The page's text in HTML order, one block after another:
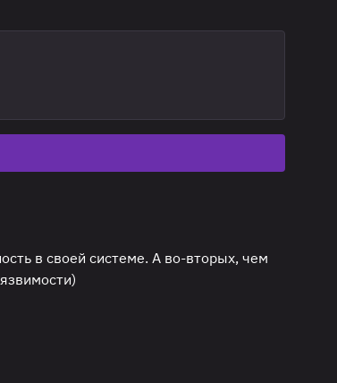
в своей системе. А во-вторых, чем